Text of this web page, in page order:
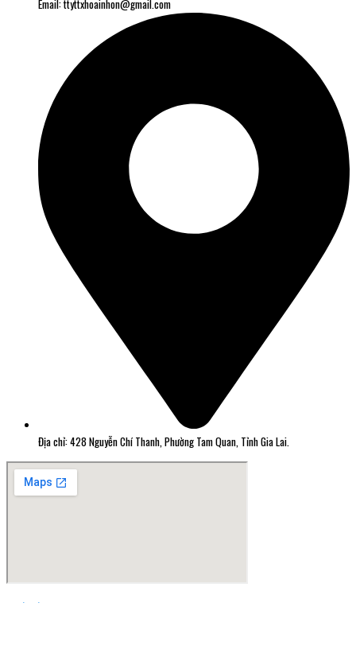
Email: ttyttxhoainhon@gmail.com
Địa chỉ: 428 Nguyễn Chí Thanh, Phường Tam Quan, Tỉnh Gia Lai.
Thiết kế web Quy Nhơn Greensoft.vn